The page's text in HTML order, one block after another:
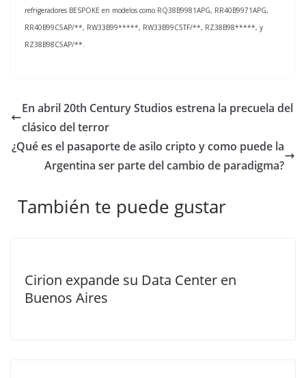
refrigeradores BESPOKE en modelos como RQ38B9981APG, RR40B9971APG,
RR40B99C5AP/**, RW33B99*****, RW33B99C5TF/**, RZ38B98*****, y
RZ38B98C5AP/**.
En abril 20th Century Studios estrena la precuela del
clásico del terror
¿Qué es el pasaporte de asilo cripto y como puede la
Argentina ser parte del cambio de paradigma?
También te puede gustar
Cirion expande su Data Center en
Buenos Aires